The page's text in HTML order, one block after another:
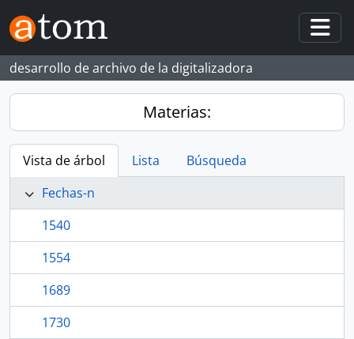
Skip to main content
desarrollo de archivo de la digitalizadora
Materias:
Vista de árbol Lista
Búsqueda
Fechas-n
1540
1554
1689
1730